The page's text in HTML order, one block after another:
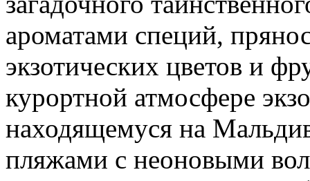
ароматами специй,
экзотических цветов и
курортной атмосфере
находящемуся на
пляжами с неоновыми